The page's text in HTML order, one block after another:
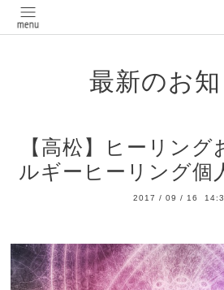
最新のお
【高松】ヒーリング
ルギーヒーリング個
2017 / 09 / 16